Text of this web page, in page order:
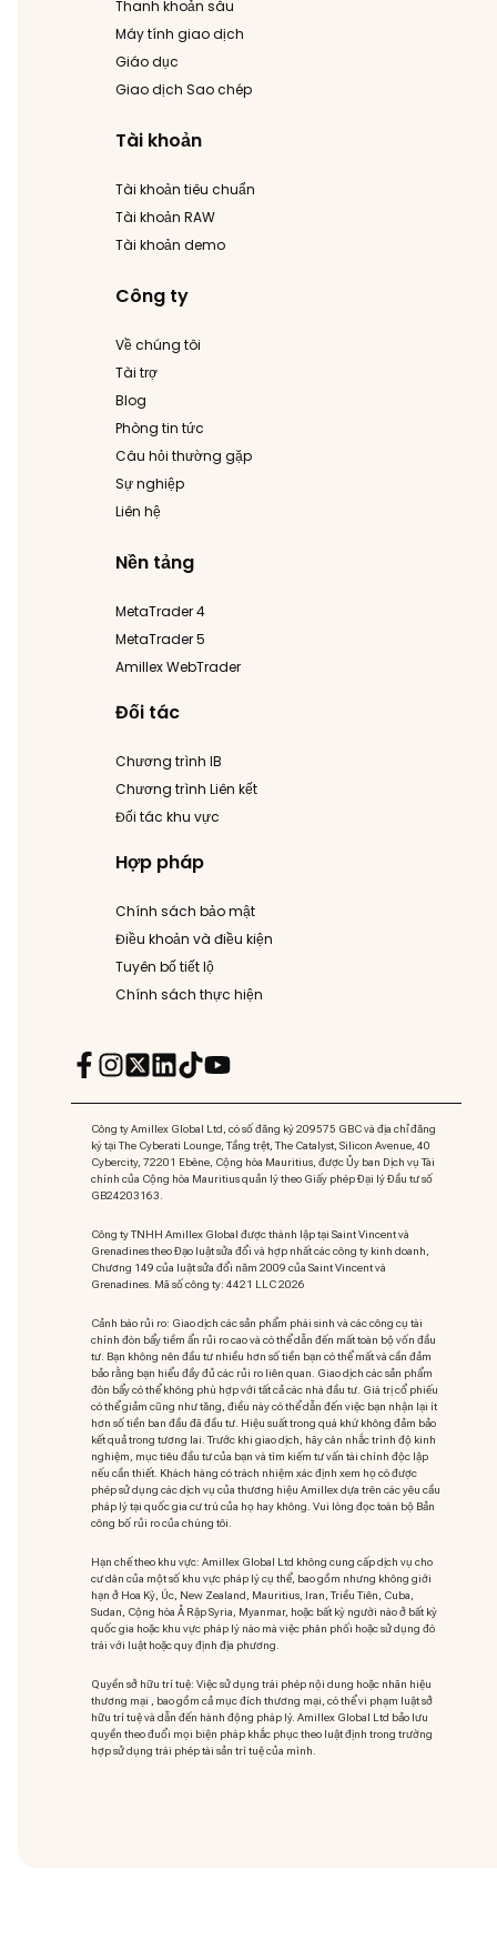
Thanh khoản sâu
Máy tính giao dịch
Giáo dục
Giao dịch Sao chép
Tài khoản
Tài khoản tiêu chuẩn
Tài khoản RAW
Tài khoản demo
Công ty
Về chúng tôi
Tài trợ
Blog
Phòng tin tức
Câu hỏi thường gặp
Sự nghiệp
Liên hệ
Nền tảng
MetaTrader 4
MetaTrader 5
Amillex WebTrader
Đối tác
Chương trình IB
Chương trình Liên kết
Đối tác khu vực
Hợp pháp
Chính sách bảo mật
Điều khoản và điều kiện
Tuyên bố tiết lộ
Chính sách thực hiện
Công ty Amillex Global Ltd, có số đăng ký 209575 GBC và địa chỉ đăng
ký tại The Cyberati Lounge, Tầng trệt, The Catalyst, Silicon Avenue, 40
Cybercity, 72201 Ebène, Cộng hòa Mauritius, được Ủy ban Dịch vụ Tài
chính của Cộng hòa Mauritius quản lý theo Giấy phép Đại lý Đầu tư số
GB24203163.
Công ty TNHH Amillex Global được thành lập tại Saint Vincent và
Grenadines theo Đạo luật sửa đổi và hợp nhất các công ty kinh doanh,
Chương 149 của luật sửa đổi năm 2009 của Saint Vincent và
Grenadines. Mã số công ty: 4421 LLC 2026
Cảnh báo rủi ro: Giao dịch các sản phẩm phái sinh và các công cụ tài
chính đòn bẩy tiềm ẩn rủi ro cao và có thể dẫn đến mất toàn bộ vốn đầu
tư. Bạn không nên đầu tư nhiều hơn số tiền bạn có thể mất và cần đảm
bảo rằng bạn hiểu đầy đủ các rủi ro liên quan. Giao dịch các sản phẩm
đòn bẩy có thể không phù hợp với tất cả các nhà đầu tư. Giá trị cổ phiếu
có thể giảm cũng như tăng, điều này có thể dẫn đến việc bạn nhận lại ít
hơn số tiền ban đầu đã đầu tư. Hiệu suất trong quá khứ không đảm bảo
kết quả trong tương lai. Trước khi giao dịch, hãy cân nhắc trình độ kinh
nghiệm, mục tiêu đầu tư của bạn và tìm kiếm tư vấn tài chính độc lập
nếu cần thiết. Khách hàng có trách nhiệm xác định xem họ có được
phép sử dụng các dịch vụ của thương hiệu Amillex dựa trên các yêu cầu
pháp lý tại quốc gia cư trú của họ hay không. Vui lòng đọc toàn bộ Bản
công bố rủi ro của chúng tôi.
Hạn chế theo khu vực: Amillex Global Ltd không cung cấp dịch vụ cho
cư dân của một số khu vực pháp lý cụ thể, bao gồm nhưng không giới
hạn ở Hoa Kỳ, Úc, New Zealand, Mauritius, Iran, Triều Tiên, Cuba,
Sudan, Cộng hòa Ả Rập Syria, Myanmar, hoặc bất kỳ người nào ở bất kỳ
quốc gia hoặc khu vực pháp lý nào mà việc phân phối hoặc sử dụng đó
trái với luật hoặc quy định địa phương.
Quyền sở hữu trí tuệ: Việc sử dụng trái phép nội dung hoặc nhãn hiệu
thương mại , bao gồm cả mục đích thương mại, có thể vi phạm luật sở
hữu trí tuệ và dẫn đến hành động pháp lý. Amillex Global Ltd bảo lưu
quyền theo đuổi mọi biện pháp khắc phục theo luật định trong trường
hợp sử dụng trái phép tài sản trí tuệ của mình.